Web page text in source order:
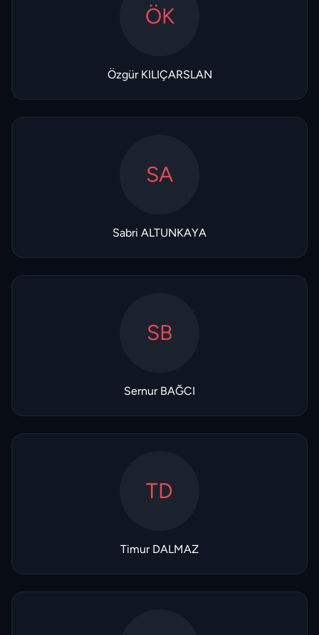
ÖK
Özgür KILIÇARSLAN
SA
Sabri ALTUNKAYA
SB
Sernur BAĞCI
TD
Timur DALMAZ